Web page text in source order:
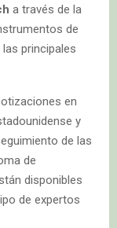
a través de la
de
las principales
en
y
de las
de
disponibles
de expertos